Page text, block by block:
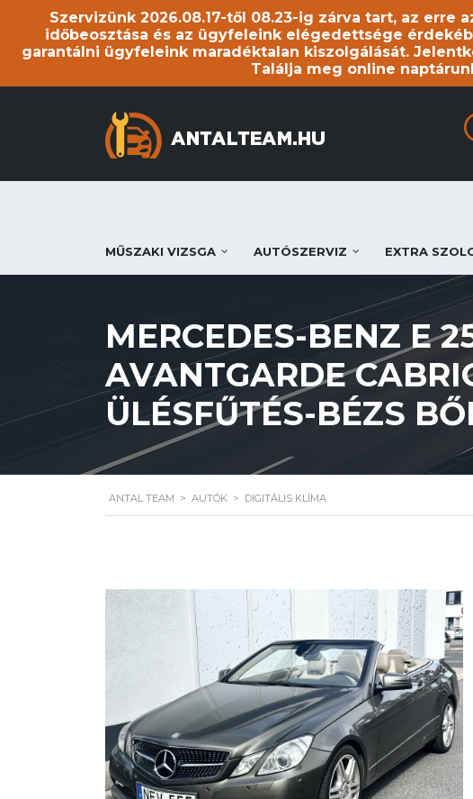
Szervizünk 2026.08.17-től 08.23-ig zárva tart, az
időbeosztása és az ügyfeleink elégedettsége
garantálni ügyfeleink maradéktalan kiszolgálását.
Találja meg online
MŰSZAKI VIZSGA AUTÓSZERVIZ EXTRA
MERCEDES-BENZ E
AVANTGARDE
ÜLÉSFŰTÉS-BÉZS
ANTAL TEAM > AUTÓK > DIGITÁLIS KLÍMA